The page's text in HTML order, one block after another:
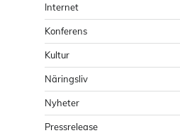
Internet
Konferens
Kultur
Näringsliv
Nyheter
Pressrelease